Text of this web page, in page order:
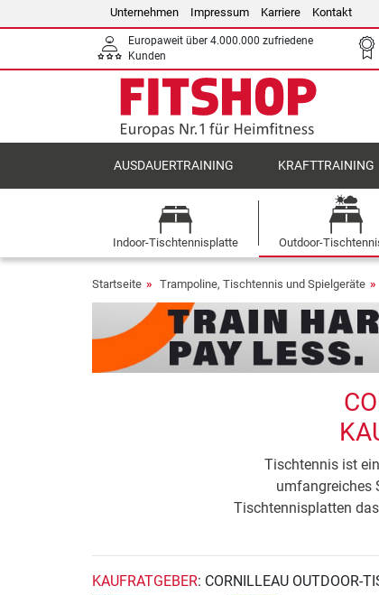
Unternehmen Impressum Karriere Kontakt
Europaweit über 4.000.000 zufriedene
Kunden
AUSDAUERTRAINING KRAFTTRAINING
Indoor-Tischtennisplatte Outdoor-
Startseite Trampoline, Tischtennis und Spielgeräte
Tischtennis ist
umfangreiches
Tischtennisplatten
KAUFRATGEBER: CORNILLEAU OUTDOOR-